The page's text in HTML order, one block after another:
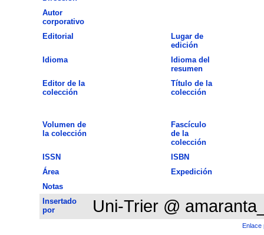
Autor
corporativo
Editorial
Lugar de
edición
Idioma
Idioma del
resumen
Editor de la
colección
Título de la
colección
Volumen de
la colección
Fascículo
de la
colección
ISSN
ISBN
Área
Expedición
Notas
Insertado
por
Uni-Trier @
Enlace